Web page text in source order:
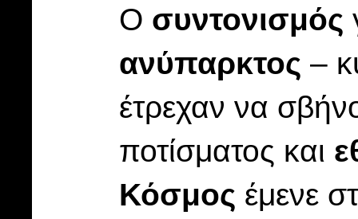
Ο συντονισμός
ανύπαρκτος –
έτρεχαν να
ποτίσματος και
Κόσμος έμενε